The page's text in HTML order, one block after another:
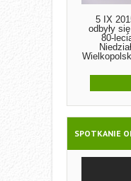
5 IX
odbyły
80-
SPOTKANIE